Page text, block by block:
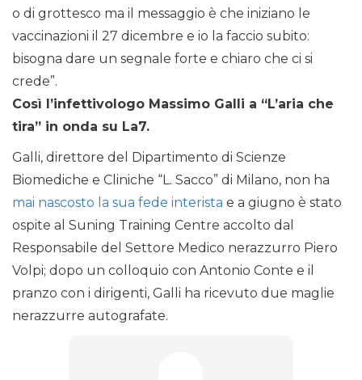
o di grottesco ma il messaggio è che iniziano le
vaccinazioni il 27 dicembre e io la faccio subito:
bisogna dare un segnale forte e chiaro che ci si
crede”.
Così l’infettivologo Massimo Galli a “L’aria che
tira” in onda su La7.
Galli, direttore del Dipartimento di Scienze
Biomediche e Cliniche “L. Sacco” di Milano, non ha
mai nascosto la sua fede interista e a giugno è stato
ospite al Suning Training Centre accolto dal
Responsabile del Settore Medico nerazzurro Piero
Volpi; dopo un colloquio con Antonio Conte e il
pranzo con i dirigenti, Galli ha ricevuto due maglie
nerazzurre autografate.